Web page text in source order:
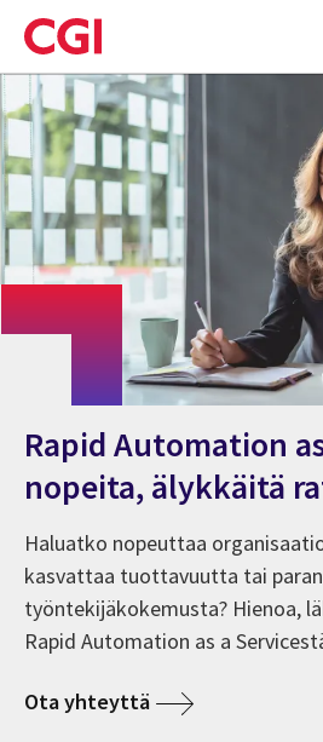
Skip
to
main
content
Rapid Automation
nopeita, älykkäitä
Haluatko nopeuttaa
kasvattaa tuottavuutta tai
työntekijäkokemusta? Hienoa,
Rapid Automation as a
Ota yhteyttä